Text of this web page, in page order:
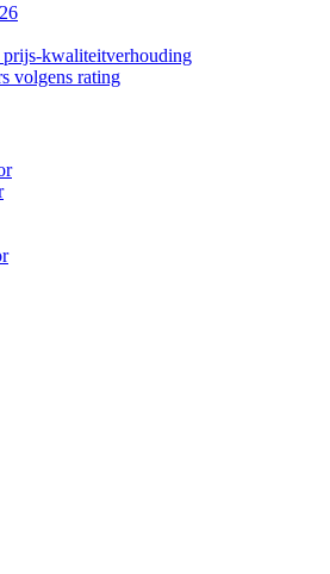
prijs-kwaliteitverhouding
volgens rating